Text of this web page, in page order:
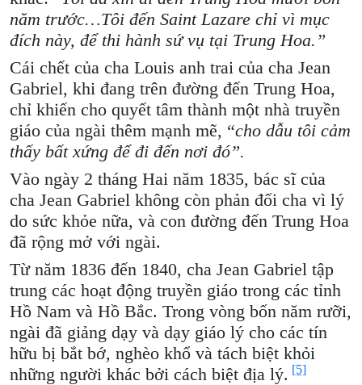
năm trước…Tôi đến Saint Lazare chỉ vì mục
đích này, để thi hành sứ vụ tại Trung Hoa.”
Cái chết của cha Louis anh trai của cha Jean
Gabriel, khi đang trên đường đến Trung Hoa,
chỉ khiến cho quyết tâm thành một nhà truyền
giáo của ngài thêm mạnh mẽ, “cho dẫu tôi cảm
thấy bất xứng để đi đến nơi đó”.
Vào ngày 2 tháng Hai năm 1835, bác sĩ của
cha Jean Gabriel không còn phản đối cha vì lý
do sức khỏe nữa, và con đường đến Trung Hoa
đã rộng mở với ngài.
Từ năm 1836 đến 1840, cha Jean Gabriel tập
trung các hoạt động truyền giáo trong các tỉnh
Hồ Nam và Hồ Bắc. Trong vòng bốn năm rưỡi,
ngài đã giảng dạy và dạy giáo lý cho các tín
hữu bị bắt bớ, nghèo khổ và tách biệt khỏi
những người khác bởi cách biệt địa lý. [5]